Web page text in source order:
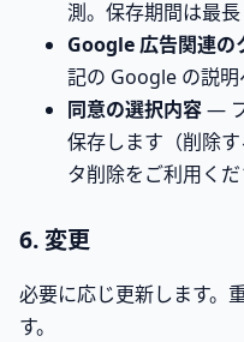
測。保存期間は最長
Google 広告関連の
記の Google の説明
同意の選択内容—
保存します（削除
タ削除をご利用くだ
6. 変更
必要に応じ更新します。
す。